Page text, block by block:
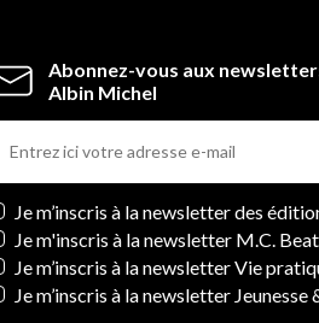
Abonnez-vous aux
Albin Michel
Je m’inscris à la newsletter des
Je m'inscris à la newsletter M.C.
Je m’inscris à la newsletter Vie
Je m’inscris à la newsletter Jeunesse